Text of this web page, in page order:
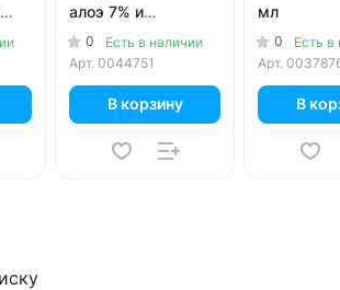
алоэ 7% и
витамином E 90 мл
0
Есть в наличии
Арт. 0044751
В корзину
мл
0
Есть в
Арт.
В